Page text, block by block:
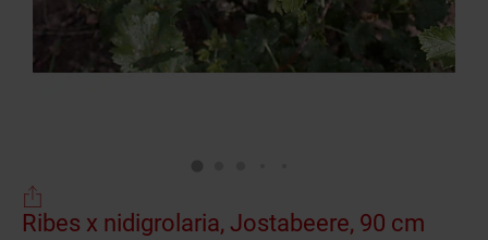
Ribes x nidigrolaria, Jostabeere, 90 cm